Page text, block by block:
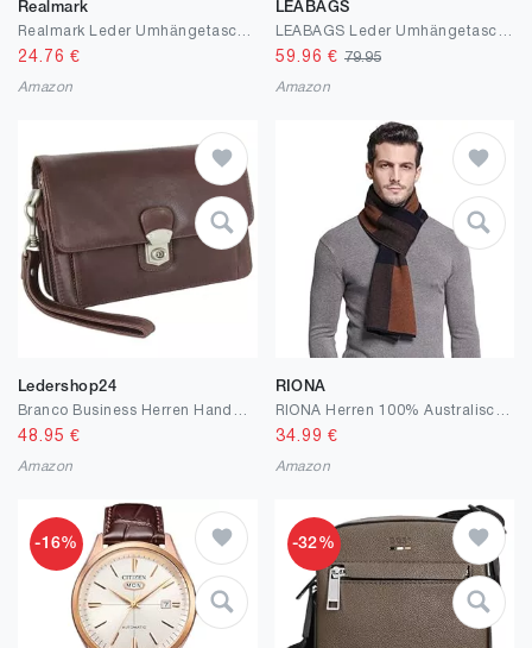
Realmark
24.76 €
Amazon
LEABAGS
59.96 € 79.95
Amazon
Ledershop24
48.95 €
Amazon
RIONA
34.99 €
Amazon
-16% -32%